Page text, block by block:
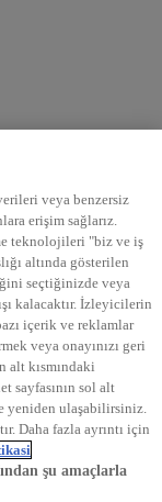
veya benzersiz
erişim sağlarız.
teknolojileri "biz ve iş
altında gösterilen
seçtiğinizde veya
kalacaktır. İzleyicilerin
içerik ve reklamlar
veya onayınızı geri
alt kısmındaki
sayfasının sol alt
yeniden ulaşabilirsiniz.
Daha fazla ayrıntı için
şu amaçlarla